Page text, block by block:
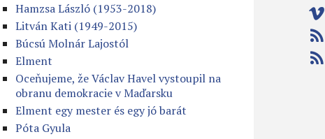
Hamzsa László (1953-2018)
Litván Kati (1949-2015)
Búcsú Molnár Lajostól
Elment
Oceňujeme, že Václav Havel vystoupil na
obranu demokracie v Maďarsku
Elment egy mester és egy jó barát
Póta Gyula